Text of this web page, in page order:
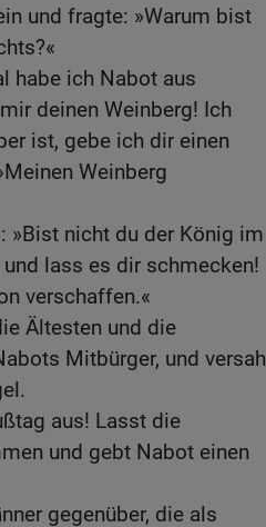
und fragte: »Warum bist
habe ich Nabot aus
deinen Weinberg! Ich
ist, gebe ich dir einen
Weinberg
»Bist nicht du der König im
lass es dir schmecken!
verschaffen.«
Ältesten und die
Mitbürger, und versah
aus! Lasst die
und gebt Nabot einen
gegenüber, die als